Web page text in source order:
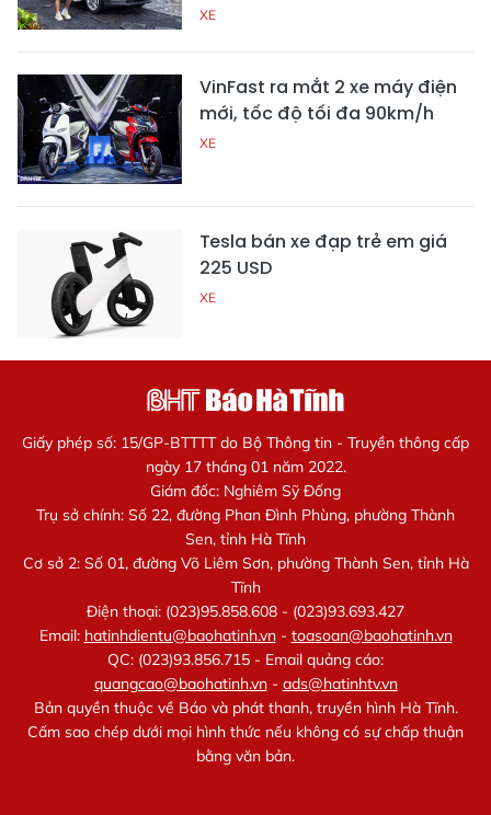
XE
VinFast ra mắt 2 xe máy điện
mới, tốc độ tối đa 90km/h
XE
Tesla bán xe đạp trẻ em giá
225 USD
XE
Giấy phép số: 15/GP-BTTTT do Bộ Thông tin - Truyền thông cấp
ngày 17 tháng 01 năm 2022.
Giám đốc: Nghiêm Sỹ Đống
Trụ sở chính: Số 22, đường Phan Đình Phùng, phường Thành
Sen, tỉnh Hà Tĩnh
Cơ sở 2: Số 01, đường Võ Liêm Sơn, phường Thành Sen, tỉnh Hà
Tĩnh
Điện thoại: (023)95.858.608 - (023)93.693.427
Email: hatinhdientu@baohatinh.vn- toasoan@baohatinh.vn
QC: (023)93.856.715 - Email quảng cáo:
quangcao@baohatinh.vn- ads@hatinhtv.vn
Bản quyền thuộc về Báo và phát thanh, truyền hình Hà Tĩnh.
Cấm sao chép dưới mọi hình thức nếu không có sự chấp thuận
bằng văn bản.